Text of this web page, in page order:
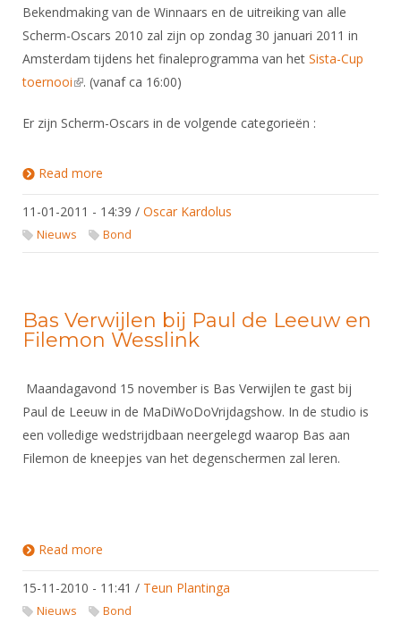
Bekendmaking van de Winnaars en de uitreiking van alle
Scherm-Oscars 2010 zal zijn op zondag 30 januari 2011 in
Amsterdam tijdens het finaleprogramma van het Sista-Cup
toernooi(link is external)
. (vanaf ca 16:00)
Er zijn Scherm-Oscars in de volgende categorieën :
Read more
11-01-2011 - 14:39 / Oscar Kardolus
Nieuws Bond
Bas Verwijlen bij Paul de Leeuw en
Filemon Wesslink
Maandagavond 15 november is Bas Verwijlen te gast bij
Paul de Leeuw in de MaDiWoDoVrijdagshow. In de studio is
een volledige wedstrijdbaan neergelegd waarop Bas aan
Filemon de kneepjes van het degenschermen zal leren.
Read more
15-11-2010 - 11:41 / Teun Plantinga
Nieuws Bond